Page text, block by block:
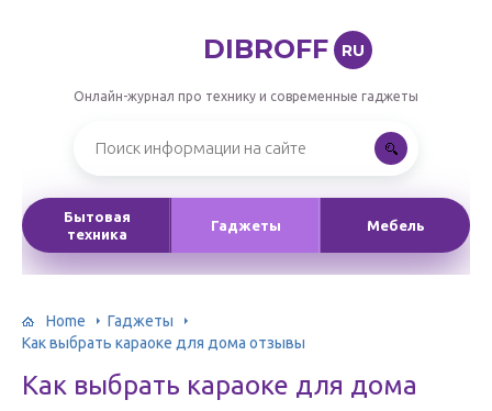
DIBROFF RU
Онлайн-журнал про технику и современные гаджеты
Бытовая
техника
Гаджеты Мебель
Home
Гаджеты
Как выбрать караоке для дома отзывы
Как выбрать караоке для дома